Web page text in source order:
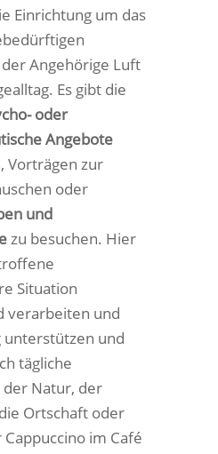
Einrichtung um das
Angehörige Luft
Es gibt die
oder
Angebote
Vorträgen zur
oder
und
zu besuchen. Hier
Situation
verarbeiten und
unterstützen und
tägliche
der Natur, der
Ortschaft oder
im Café